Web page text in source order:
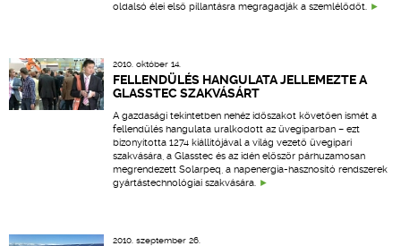
oldalsó élei első pillantásra megragadják a szemlélődőt.
2010. október 14.
FELLENDÜLÉS HANGULATA JELLEMEZTE A
GLASSTEC SZAKVÁSÁRT
A gazdasági tekintetben nehéz időszakot követően ismét a
fellendülés hangulata uralkodott az üvegiparban – ezt
bizonyította 1274 kiállítójával a világ vezető üvegipari
szakvására, a Glasstec és az idén először párhuzamosan
megrendezett Solarpeq, a napenergia-hasznosító rendszerek
gyártástechnológiai szakvására.
2010. szeptember 26.